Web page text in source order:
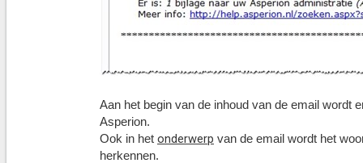
Aan het begin van de inhoud van de email wordt
Asperion.
Ook in het onderwerp van de email wordt het
herkennen.